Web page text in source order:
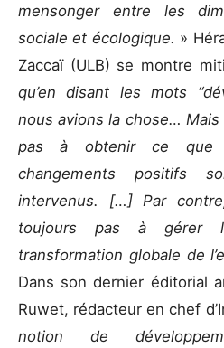
mensonger entre les
sociale et écologique. »
Zaccaï (ULB) se montre
qu’en disant les mots
nous avions la chose…
pas à obtenir ce que
changements positifs
intervenus. […] Par
toujours pas à gérer
transformation globale de
Dans son dernier éditorial
Ruwet, rédacteur en chef
notion de